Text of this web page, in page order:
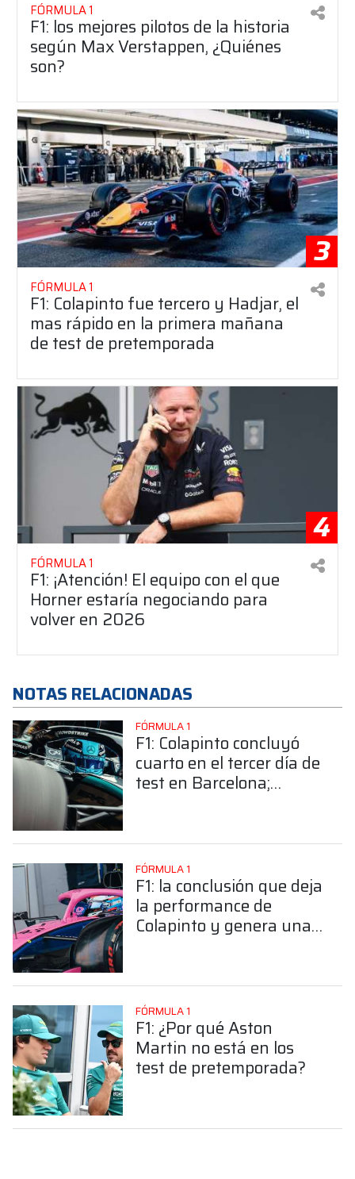
FÓRMULA 1
F1: los mejores pilotos de la historia
según Max Verstappen, ¿Quiénes
son?
3
FÓRMULA 1
F1: Colapinto fue tercero y Hadjar, el
mas rápido en la primera mañana
de test de pretemporada
4
FÓRMULA 1
F1: ¡Atención! El equipo con el que
Horner estaría negociando para
volver en 2026
NOTAS RELACIONADAS
FÓRMULA 1
F1: Colapinto concluyó
cuarto en el tercer día de
test en Barcelona;
FÓRMULA 1
F1: la conclusión que deja
la performance de
Colapinto y genera una
FÓRMULA 1
F1: ¿Por qué Aston
Martin no está en los
test de pretemporada?